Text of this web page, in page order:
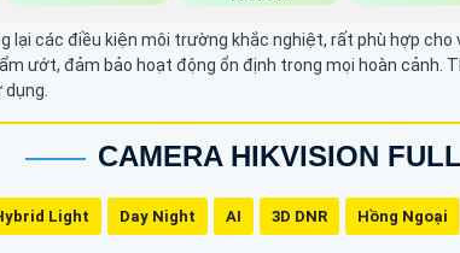
các điều kiện môi trường khắc nghiệt, rất phù hợp
ướt, đảm bảo hoạt động ổn định trong mọi hoàn
CAMERA HIKVISION
Light Day Night AI 3D DNR Hồng Ngoại